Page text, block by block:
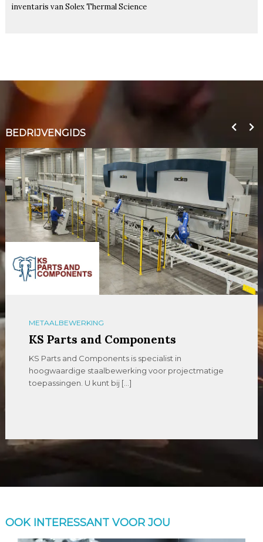
inventaris van Solex Thermal Science
BEDRIJVENGIDS
METAALBEWERKING
KS Parts and Components
KS Parts and Components is specialist in
hoogwaardige staalbewerking voor projectmatige
toepassingen. U kunt bij […]
OOK INTERESSANT VOOR JOU